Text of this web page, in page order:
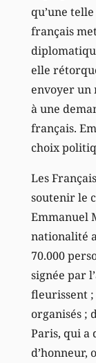
qu’une
français
elle
envoyer un
à une
français.
choix
Les
soutenir le
Emmanuel
nationalité
70.000
signée par
fleurissent ;
organisés ;
Paris, qui a
d’honneur,